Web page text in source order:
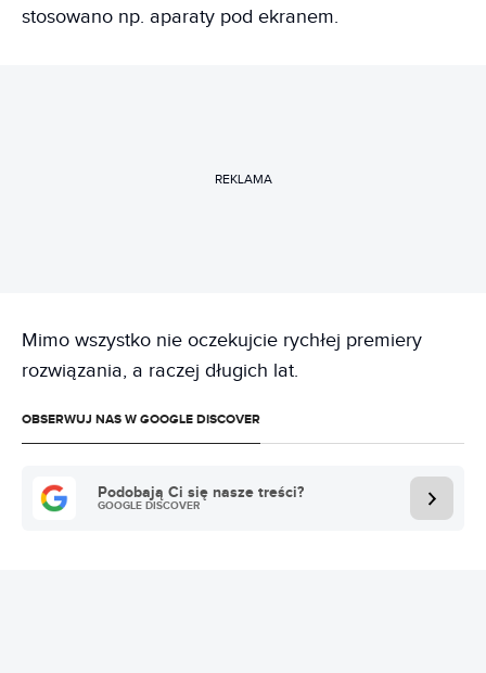
stosowano np. aparaty pod ekranem.
REKLAMA
Mimo wszystko nie oczekujcie rychłej premiery
rozwiązania, a raczej długich lat.
OBSERWUJ NAS W GOOGLE DISCOVER
Podobają Ci się nasze treści?
GOOGLE DISCOVER